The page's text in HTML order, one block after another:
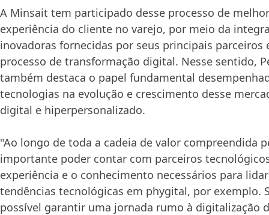
A Minsait tem participado desse processo de
experiência do cliente no varejo, por meio da
inovadoras fornecidas por seus principais parceiros
processo de transformação digital. Nesse sentido,
também destaca o papel fundamental
tecnologias na evolução e crescimento desse
digital e hiperpersonalizado.
"Ao longo de toda a cadeia de valor compreendida
importante poder contar com parceiros
experiência e o conhecimento necessários para
tendências tecnológicas em phygital, por exemplo.
possível garantir uma jornada rumo à digitalização